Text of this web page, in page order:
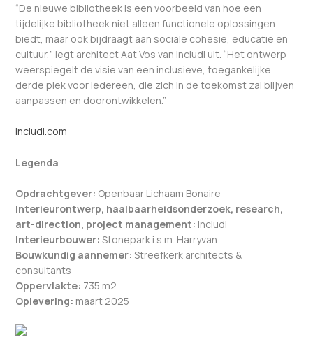
“De nieuwe bibliotheek is een voorbeeld van hoe een
tijdelijke bibliotheek niet alleen functionele oplossingen
biedt, maar ook bijdraagt aan sociale cohesie, educatie en
cultuur,” legt architect Aat Vos van includi uit. “Het ontwerp
weerspiegelt de visie van een inclusieve, toegankelijke
derde plek voor iedereen, die zich in de toekomst zal blijven
aanpassen en doorontwikkelen.”
includi.com
Legenda
Opdrachtgever: Openbaar Lichaam Bonaire
Interieurontwerp, haalbaarheidsonderzoek, research,
art-direction, project management: includi
Interieurbouwer: Stonepark i.s.m. Harryvan
Bouwkundig aannemer: Streefkerk architects &
consultants
Oppervlakte: 735 m2
Oplevering: maart 2025